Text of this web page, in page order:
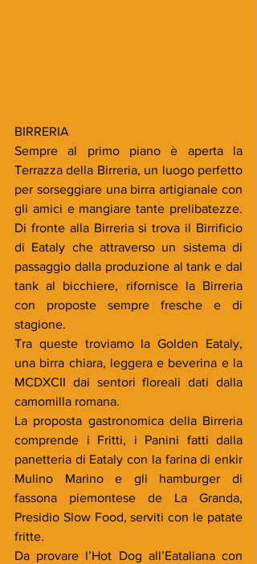
BIRRERIA
Sempre al primo piano è aperta la
Terrazza della Birreria, un luogo perfetto
per sorseggiare una birra artigianale con
gli amici e mangiare tante prelibatezze.
Di fronte alla Birreria si trova il Birrificio
di Eataly che attraverso un sistema di
passaggio dalla produzione al tank e dal
tank al bicchiere, rifornisce la Birreria
con proposte sempre fresche e di
stagione.
Tra queste troviamo la Golden Eataly,
una birra chiara, leggera e beverina e la
MCDXCII dai sentori floreali dati dalla
camomilla romana.
La proposta gastronomica della Birreria
comprende i Fritti, i Panini fatti dalla
panetteria di Eataly con la farina di enkir
Mulino Marino e gli hamburger di
fassona piemontese de La Granda,
Presidio Slow Food, serviti con le patate
fritte.
Da provare l’Hot Dog all’Eataliana con